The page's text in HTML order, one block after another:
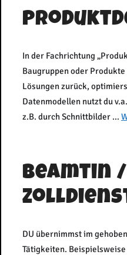
In der Fachrichtung
Baugruppen oder
Lösungen zurück,
Datenmodellen nutzt du
z.B. durch Schnittbilder …
Beamtin
DU übernimmst im
Tätigkeiten.